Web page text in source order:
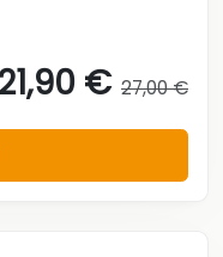
21,90 € 27,00 €